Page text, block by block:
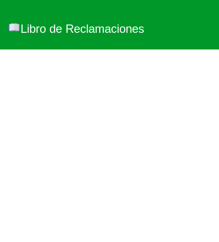
Libro de Reclamaciones